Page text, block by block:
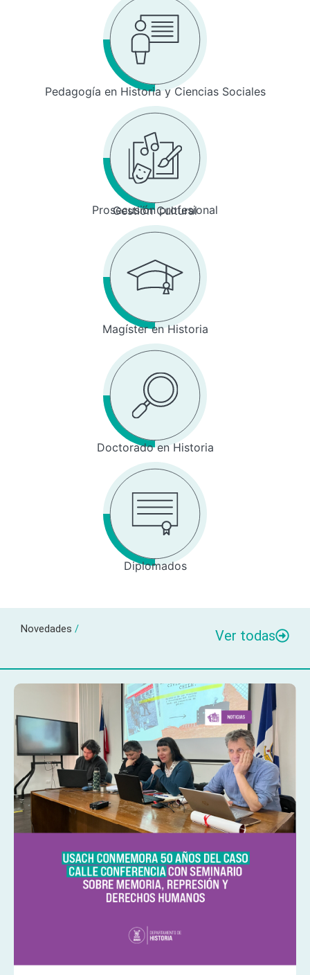
Pedagogía en Historia y Ciencias Sociales
Prosecusión profesional
Gestión Cultural
Magíster en Historia
Doctorado en Historia
Diplomados
Novedades / Ver todas